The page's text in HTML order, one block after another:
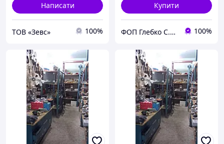
Написати
ТОВ «Зевс» 100%
Купити
ФОП Глебко С.Ю. 100%